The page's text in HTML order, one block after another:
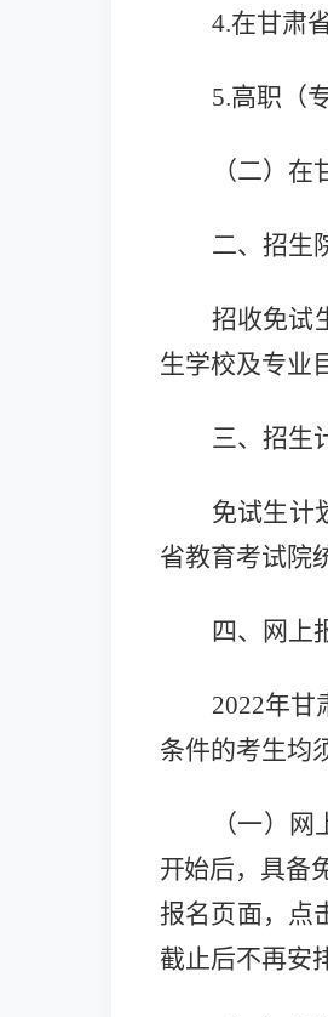
4.在甘肃
5.高职（
（二）
二、招生
招收免试
生学校及专业
三、招生
免试生计
省教育考试院
四、网上
2022年甘
条件的考生均
（一）网
开始后，具备
报名页面，点
截止后不再安